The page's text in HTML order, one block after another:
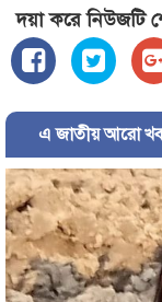
দয়া করে নিউজটি
এ জাতীয় আরো